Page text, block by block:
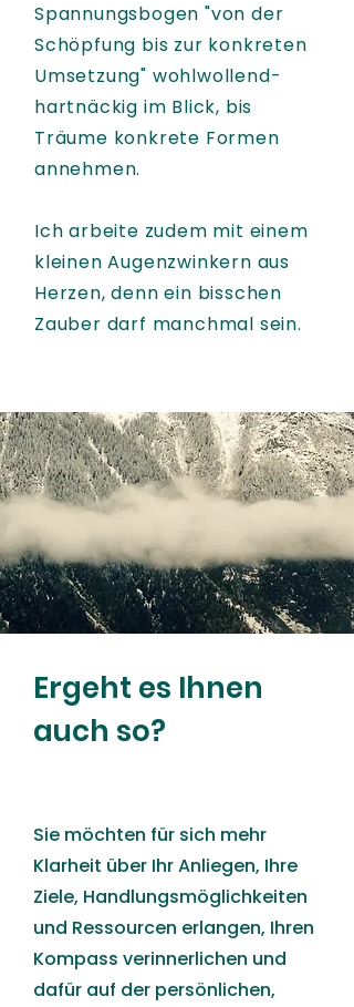
Spannungsbogen "von der
Schöpfung bis zur konkreten
Umsetzung" wohlwollend-
hartnäckig im Blick, bis
Träume konkrete Formen
annehmen.
Ich arbeite zudem mit einem
kleinen Augenzwinkern aus
Herzen, denn ein bisschen
Zauber darf manchmal sein.
Ergeht es Ihnen
auch so?
Sie möchten für sich mehr
Klarheit über Ihr Anliegen, Ihre
Ziele, Handlungsmöglichkeiten
und Ressourcen erlangen, Ihren
Kompass verinnerlichen und
dafür auf der persönlichen,